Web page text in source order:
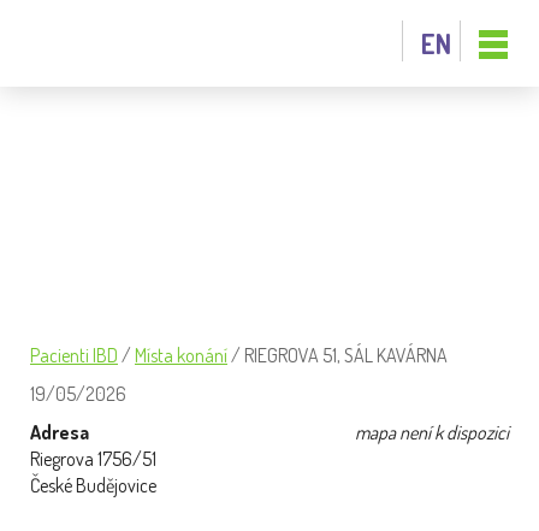
EN
Pacienti IBD / Místa konání/ RIEGROVA 51, SÁL KAVÁRNA
19/05/2026
mapa není k dispozici
Adresa
Riegrova 1756/51
České Budějovice